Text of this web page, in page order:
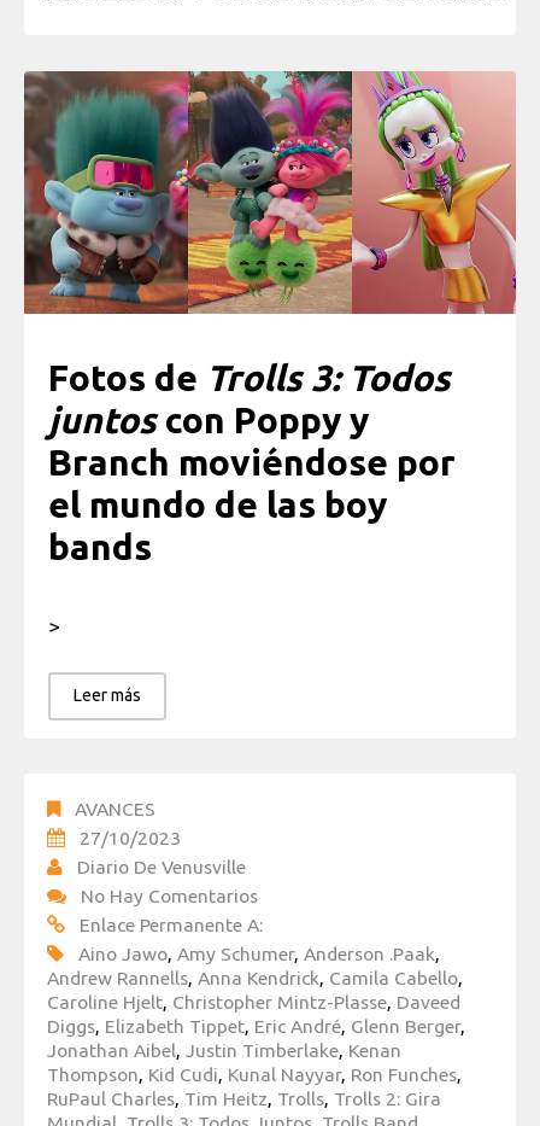
Fotos de Trolls 3: Todos
juntoscon Poppy y
Branch moviéndose por
el mundo de las boy
bands
>
Leer más
AVANCES
27/10/2023
Diario De Venusville
No Hay Comentarios
Enlace Permanente A:
Aino Jawo, Amy Schumer, Anderson .Paak,
Andrew Rannells, Anna Kendrick, Camila Cabello,
Caroline Hjelt, Christopher Mintz-Plasse, Daveed
Diggs, Elizabeth Tippet, Eric André, Glenn Berger,
Jonathan Aibel, Justin Timberlake, Kenan
Thompson, Kid Cudi, Kunal Nayyar, Ron Funches,
RuPaul Charles, Tim Heitz, Trolls, Trolls 2: Gira